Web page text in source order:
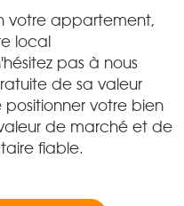
votre appartement,
local
pas à nous
de sa valeur
votre bien
de marché et de
fiable.